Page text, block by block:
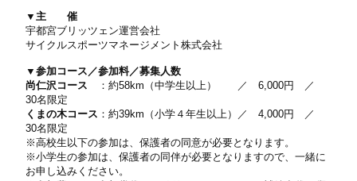
▼主 催
宇都宮ブリッツェン運営会社
サイクルスポーツマネージメント株式会社
▼参加コース／参加料／募集人数
尚仁沢コース ：約58km（中学生以上） ／ 6,000円 ／
30名限定
くまの木コース ：約39km（小学４年生以上）／ 4,000円 ／
30名限定
※高校生以下の参加は、保護者の同意が必要となります。
※小学生の参加は、保護者の同伴が必要となりますので、一緒に
お申し込みください。